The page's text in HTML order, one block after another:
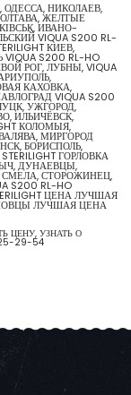
ОДЕССА, НИКОЛАЕВ,
ЖЕЛТЫЕ
ИВАНО-
VIQUA S200 RL-
КИЕВ,
S200 RL-HO
РОГ, ЛУБНЫ, VIQUA
КАХОВКА,
VIQUA S200
УЖГОРОД,
ИЛЬИЧЁВСК,
КОЛОМЫЯ,
МИРГОРОД
БОРИСПОЛЬ,
ГОРЛОВКА
ДУНАЕВЦЫ,
СМЕЛА, СТОРОЖИНЕЦ,
S200 RL-HO
ЦЕНА ЛУЧШАЯ
ЛУЧШАЯ ЦЕНА
ЦЕНУ, УЗНАТЬ О
29-54